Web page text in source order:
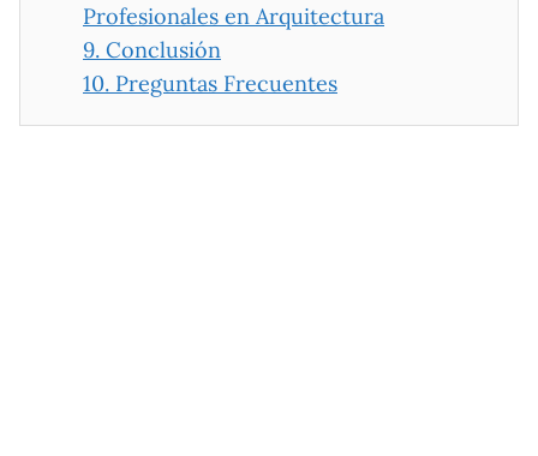
Profesionales en Arquitectura
9. Conclusión
10. Preguntas Frecuentes